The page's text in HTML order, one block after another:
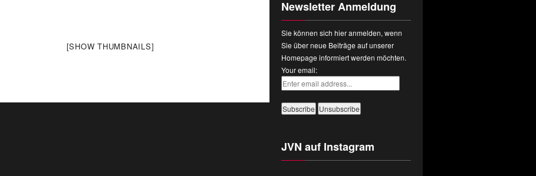
[SHOW THUMBNAILS]
Newsletter Anmeldung
Sie können sich hier anmelden, wenn
Sie über neue Beiträge auf unserer
Homepage informiert werden möchten.
Your email:
JVN auf Instagram